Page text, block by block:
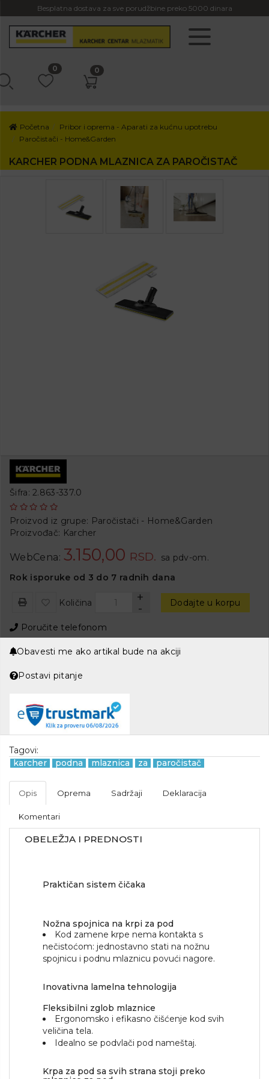
Besplatna dostava za sve porudžbine preko 5000 dinara
0 0
Početna
Pribor i oprema - Aparati za kućnu upotrebu
Paročistači - Home&Garden
KARCHER PODNA MLAZNICA ZA PAROČISTAČ
Šifra: 2.863-337.0
Proizvod iz grupe: Paročistači - Home&Garden
Proizvođač: Karcher
WebCena: 3.150,00 RSD. sa pdv-om.
Rok isporuke od 3 do 7 radnih dana
Količina -
+ Dodajte u korpu
Poručite telefonom
Obavesti me ako artikal bude na akciji
Postavi pitanje
Tagovi:
karcher
podna mlaznica za paročistač
Opis Oprema Sadržaji Deklaracija
Komentari
OBELEŽJA I PREDNOSTI
Praktičan sistem čičaka
Nožna spojnica na krpi za pod
Kod zamene krpe nema kontakta s
nečistoćom: jednostavno stati na nožnu
spojnicu i podnu mlaznicu povući nagore.
Inovativna lamelna tehnologija
Fleksibilni zglob mlaznice
Ergonomsko i efikasno čišćenje kod svih
veličina tela.
Idealno se podvlači pod nameštaj.
Krpa za pod sa svih strana stoji preko